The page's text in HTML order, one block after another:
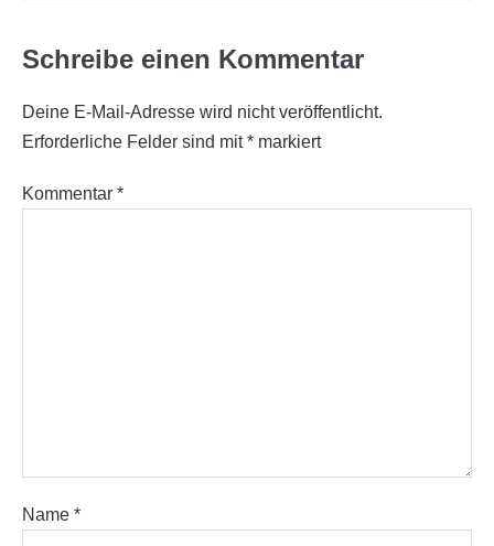
Schreibe einen Kommentar
Deine E-Mail-Adresse wird nicht veröffentlicht.
Erforderliche Felder sind mit* markiert
Kommentar *
Name *